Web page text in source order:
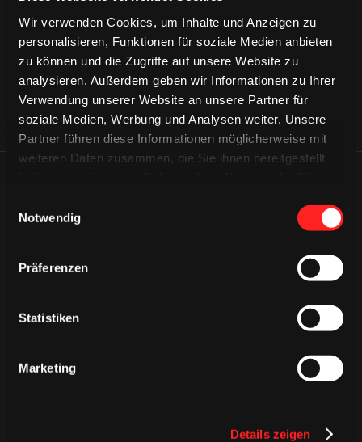
Wir verwenden Cookies, um Inhalte und Anzeigen zu
personalisieren, Funktionen für soziale Medien anbieten
zu können und die Zugriffe auf unsere Website zu
analysieren. Außerdem geben wir Informationen zu Ihrer
Verwendung unserer Website an unsere Partner für
soziale Medien, Werbung und Analysen weiter. Unsere
Partner führen diese Informationen möglicherweise mit
weiteren Daten zusammen, die Sie ihnen bereitgestellt
Notwendig
Präferenzen
Statistiken
Marketing
Details zeigen
CAPS & CO